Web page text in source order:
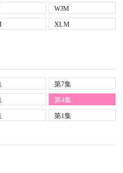
WJM
XLM
第7集
第4集
第1集